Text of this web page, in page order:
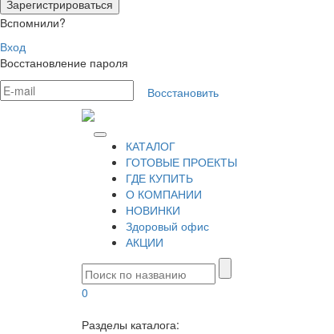
Вспомнили?
Вход
Восстановление пароля
Восстановить
КАТАЛОГ
ГОТОВЫЕ ПРОЕКТЫ
ГДЕ КУПИТЬ
О КОМПАНИИ
НОВИНКИ
Здоровый офис
АКЦИИ
0
Разделы каталога: